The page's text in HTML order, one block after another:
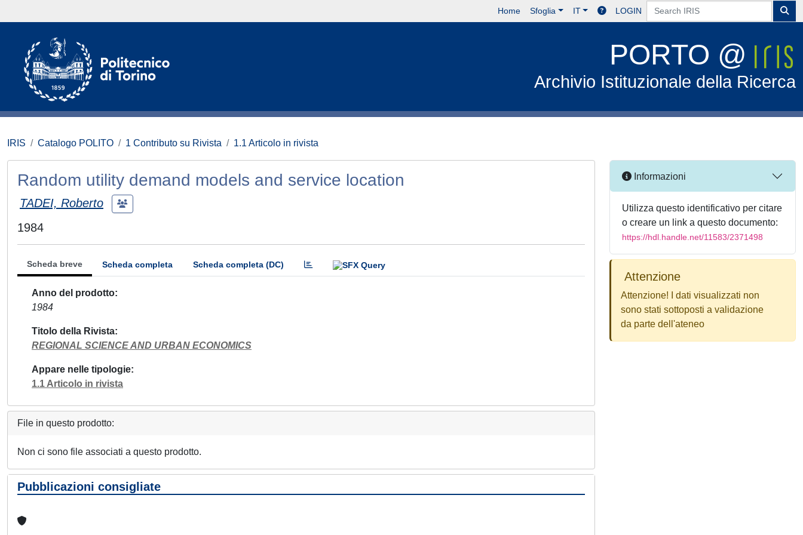
Home Sfoglia IT LOGIN
PORTO @
Archivio Istituzionale della Ricerca
IRIS Catalogo POLITO 1 Contributo su Rivista 1.1 Articolo in rivista
Random utility demand models and service location
TADEI, Roberto
1984
Scheda breve Scheda completa Scheda completa (DC)
Anno del prodotto
1984
Titolo della Rivista
REGIONAL SCIENCE AND URBAN ECONOMICS
Appare nelle tipologie
1.1 Articolo in rivista
File in questo prodotto:
Non ci sono file associati a questo prodotto.
Pubblicazioni consigliate
Informazioni
Utilizza questo identificativo per citare
o creare un link a questo documento:
https://hdl.handle.net/11583/2371498
Attenzione
Attenzione! I dati visualizzati non
sono stati sottoposti a validazione
da parte dell'ateneo